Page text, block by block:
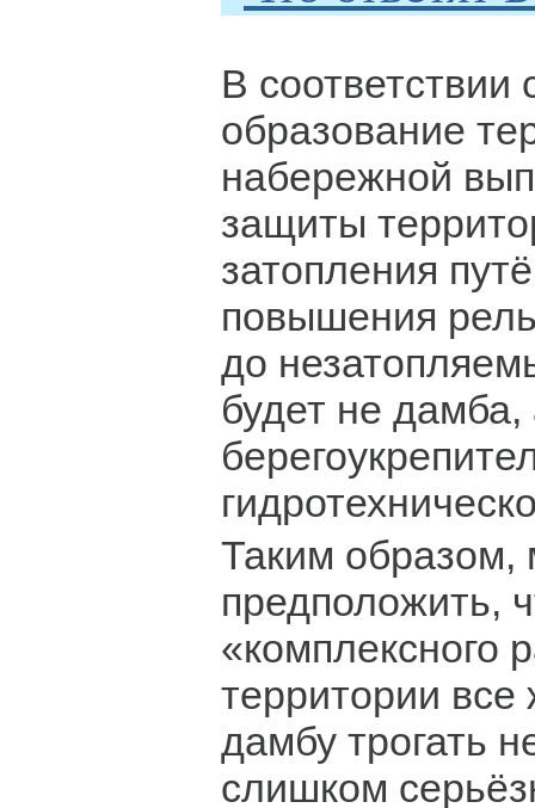
В соответствии
образование
набережной
защиты
затопления
повышения
до
будет не дамба,
Таким образом,
предположить,
«комплексного
территории все
дамбу трогать
слишком